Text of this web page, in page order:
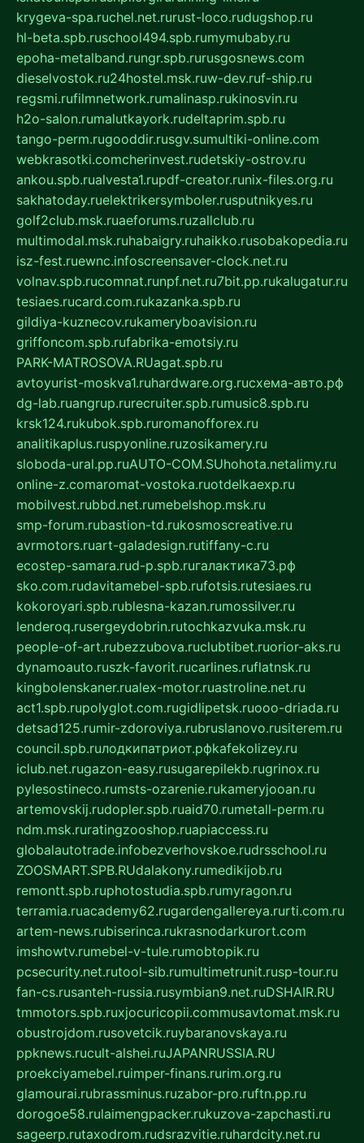
krygeva-spa.ruchel.net.rurust-loco.rudugshop.ru
hl-beta.spb.ruschool494.spb.rumymubaby.ru
epoha-metalband.rungr.spb.rurusgosnews.com
dieselvostok.ru24hostel.msk.ruw-dev.ruf-ship.ru
regsmi.rufilmnetwork.rumalinasp.rukinosvin.ru
h2o-salon.rumalutkayork.rudeltaprim.spb.ru
tango-perm.rugooddir.rusgv.sumultiki-online.com
webkrasotki.comcherinvest.rudetskiy-ostrov.ru
ankou.spb.rualvesta1.rupdf-creator.runix-files.org.ru
sakhatoday.ruelektrikersymboler.rusputnikyes.ru
golf2club.msk.ruaeforums.ruzallclub.ru
multimodal.msk.ruhabaigry.ruhaikko.rusobakopedia.ru
isz-fest.ruewnc.infoscreensaver-clock.net.ru
volnav.spb.rucomnat.runpf.net.ru7bit.pp.rukalugatur.ru
tesiaes.rucard.com.rukazanka.spb.ru
gildiya-kuznecov.rukameryboavision.ru
griffoncom.spb.rufabrika-emotsiy.ru
PARK-MATROSOVA.RUagat.spb.ru
avtoyurist-moskva1.ruhardware.org.ruсхема-авто.рф
dg-lab.ruangrup.rurecruiter.spb.rumusic8.spb.ru
krsk124.rukubok.spb.ruromanofforex.ru
analitikaplus.ruspyonline.ruzosikamery.ru
sloboda-ural.pp.ruAUTO-COM.SUhohota.netalimy.ru
online-z.comaromat-vostoka.ruotdelkaexp.ru
mobilvest.rubbd.net.rumebelshop.msk.ru
smp-forum.rubastion-td.rukosmoscreative.ru
avrmotors.ruart-galadesign.rutiffany-c.ru
ecostep-samara.rud-p.spb.ruгалактика73.рф
sko.com.rudavitamebel-spb.rufotsis.rutesiaes.ru
kokoroyari.spb.rublesna-kazan.rumossilver.ru
lenderoq.rusergeydobrin.rutochkazvuka.msk.ru
people-of-art.rubezzubova.ruclubtibet.ruorior-aks.ru
dynamoauto.ruszk-favorit.rucarlines.ruflatnsk.ru
kingbolenskaner.rualex-motor.ruastroline.net.ru
act1.spb.rupolyglot.com.rugidlipetsk.ruooo-driada.ru
detsad125.rumir-zdoroviya.rubruslanovo.rusiterem.ru
council.spb.ruлодкипатриот.рфkafekolizey.ru
iclub.net.rugazon-easy.rusugarepilekb.rugrinox.ru
pylesostineco.rumsts-ozarenie.rukameryjooan.ru
artemovskij.rudopler.spb.ruaid70.rumetall-perm.ru
ndm.msk.ruratingzooshop.ruapiaccess.ru
globalautotrade.infobezverhovskoe.rudrsschool.ru
ZOOSMART.SPB.RUdalakony.rumedikijob.ru
remontt.spb.ruphotostudia.spb.rumyragon.ru
terramia.ruacademy62.rugardengallereya.rurti.com.ru
artem-news.rubiserinca.rukrasnodarkurort.com
imshowtv.rumebel-v-tule.rumobtopik.ru
pcsecurity.net.rutool-sib.rumultimetrunit.rusp-tour.ru
fan-cs.rusanteh-russia.rusymbian9.net.ruDSHAIR.RU
tmmotors.spb.ruxjocuricopii.commusavtomat.msk.ru
obustrojdom.rusovetcik.ruybaranovskaya.ru
ppknews.rucult-alshei.ruJAPANRUSSIA.RU
proekciyamebel.ruimper-finans.rurim.org.ru
glamourai.rubrassminus.ruzabor-pro.ruftn.pp.ru
dorogoe58.rulaimengpacker.rukuzova-zapchasti.ru
sageerp.rutaxodrom.rudsrazvitie.ruhardcity.net.ru